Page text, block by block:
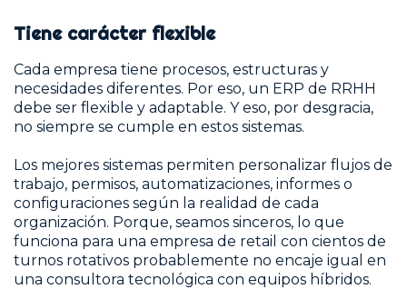
Tiene carácter flexible
Cada empresa tiene procesos, estructuras y
necesidades diferentes. Por eso, un ERP de RRHH
debe ser flexible y adaptable. Y eso, por desgracia,
no siempre se cumple en estos sistemas.
Los mejores sistemas permiten personalizar flujos de
trabajo, permisos, automatizaciones, informes o
configuraciones según la realidad de cada
organización. Porque, seamos sinceros, lo que
funciona para una empresa de retail con cientos de
turnos rotativos probablemente no encaje igual en
una consultora tecnológica con equipos híbridos.